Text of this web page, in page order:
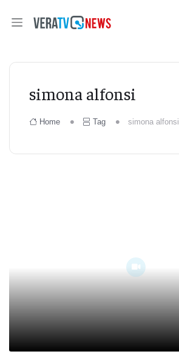
simona alfonsi
Home Tag simona alfonsi